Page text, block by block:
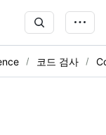
코드 검사